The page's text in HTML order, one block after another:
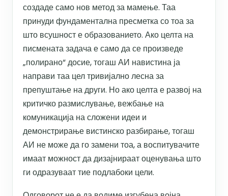
создаде само нов метод за мамење. Таа
принуди фундаментална пресметка со тоа за
што всушност е образованието. Ако целта на
писмената задача е само да се произведе
„полирано“ досие, тогаш АИ навистина ја
направи таа цел тривијално лесна за
препуштање на други. Но ако целта е развој на
критичко размислување, вежбање на
комуникација на сложени идеи и
демонстрирање вистинско разбирање, тогаш
АИ не може да го замени тоа, а воспитувачите
имаат можност да дизајнираат оценувања што
ги одразуваат тие подлабоки цели.